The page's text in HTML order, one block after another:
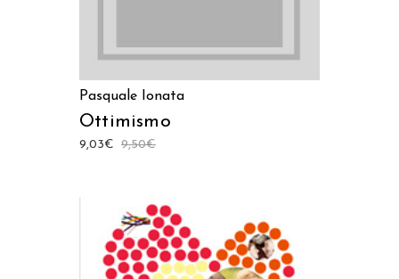
Pasquale Ionata
Ottimismo
9,50€
9,03€